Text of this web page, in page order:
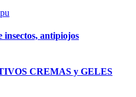
insectos, antipiojos
CREMAS y GELES